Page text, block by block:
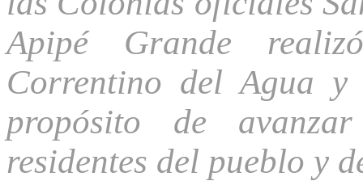
Apipé Grande
Correntino del Agua
propósito de
residentes del pueblo y